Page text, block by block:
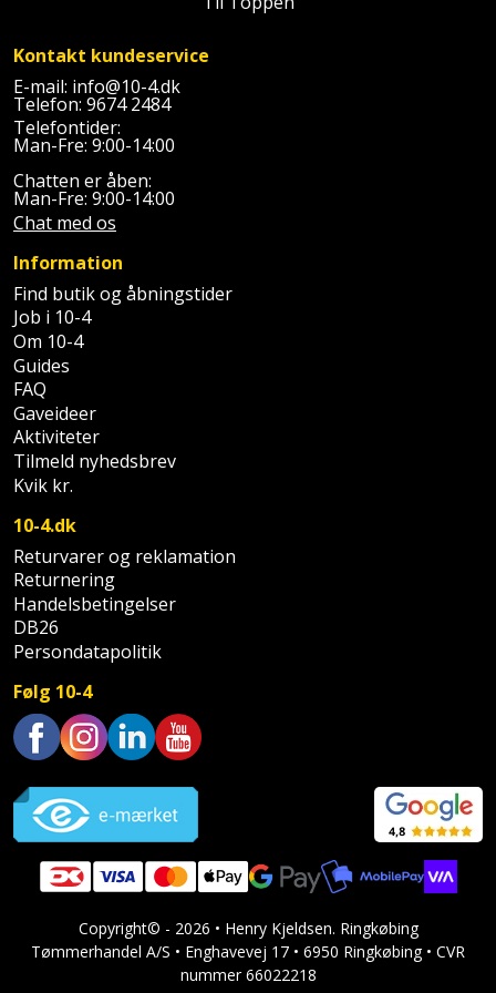
Tag
og
tagplader
Terrassebrædder
Tråd
til
byggeri
Træ
Vinduer
plader
Polsøger
Profilsaks
Reb
og
snor
Renseservietter
og
wipes
Sækkelukker
Saks
Sav
Savbuk
Savklinge
Skraber
Skruestik
Skruetrækker
Skruetvinge
Slibeartikler
og
Kantfræser
Kantlimer
Kantlimertilbehør
Kap-
og
geringssav
Kerneboremaskine
Klammepistol
Klippeværktøj
Kombokit
Kompressor
Lader
Ligesliber
Limpistol
Linjelaser
Loddekolbe
Luftværktøj
Malersprøjte
Højtaler
Hylder
Jagt
og
fritid
Jul
Kaffe
Klæbesøm
Køkkenudstyr
Leg
Lommelygte
Merchandise
Mobiltilbehør
Pavillon
Personlig
pleje
Plantekasser
Postkasse
Postkassestander
Kontakt kundeservice
E-mail: info@10-4.dk
Telefon: 9674 2484
Telefontider:
Man-Fre: 9:00-14:00
Chatten er åben:
Man-Fre: 9:00-14:00
Chat med os
Information
Find butik og åbningstider
Job i 10-4
Om 10-4
Guides
FAQ
Gaveideer
Aktiviteter
Tilmeld nyhedsbrev
Kvik kr.
10-4.dk
Returvarer og reklamation
Returnering
Handelsbetingelser
DB26
Persondatapolitik
Følg 10-4
Copyright© - 2026 • Henry Kjeldsen. Ringkøbing
Tømmerhandel A/S • Enghavevej 17 • 6950 Ringkøbing • CVR
nummer 66022218